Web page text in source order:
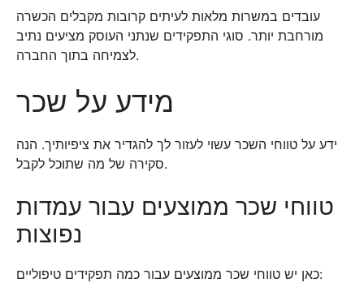
עובדים במשרות מלאות לעיתים קרובות מקבלים הכשרה
מורחבת יותר. סוגי התפקידים שנתני העוסק מציעים נתיב
לצמיחה בתוך החברה.
מידע על שכר
ידע על טווחי השכר עשוי לעזור לך להגדיר את ציפיותיך. הנה
סקירה של מה שתוכל לקבל.
טווחי שכר ממוצעים עבור עמדות
נפוצות
כאן יש טווחי שכר ממוצעים עבור כמה תפקידים טיפוליים: